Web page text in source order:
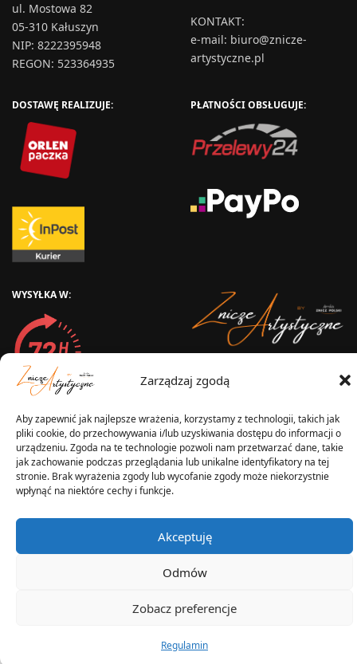
Zarządzaj zgodą
Aby zapewnić jak najlepsze wrażenia, korzystamy z technologii, takich jak
pliki cookie, do przechowywania i/lub uzyskiwania dostępu do informacji o
urządzeniu. Zgoda na te technologie pozwoli nam przetwarzać dane, takie
jak zachowanie podczas przeglądania lub unikalne identyfikatory na tej
stronie. Brak wyrażenia zgody lub wycofanie zgody może niekorzystnie
wpłynąć na niektóre cechy i funkcje.
Akceptuję
Odmów
Zobacz preferencje
Regulamin
ul. Mostowa 82
05-310 Kałuszyn
NIP: 8222395948
REGON: 523364935
KONTAKT:
e-mail: biuro@znicze-
artystyczne.pl
DOSTAWĘ REALIZUJE: PŁATNOŚCI OBSŁUGUJE:
WYSYŁKA W:
2025 © Znicz Polski -
Wytwórnia Zniczy